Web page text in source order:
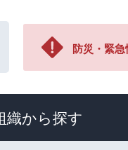
防災・緊急
織から探す